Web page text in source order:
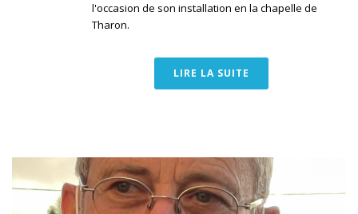
l'occasion de son installation en la chapelle de
Tharon.
LIRE LA SUITE